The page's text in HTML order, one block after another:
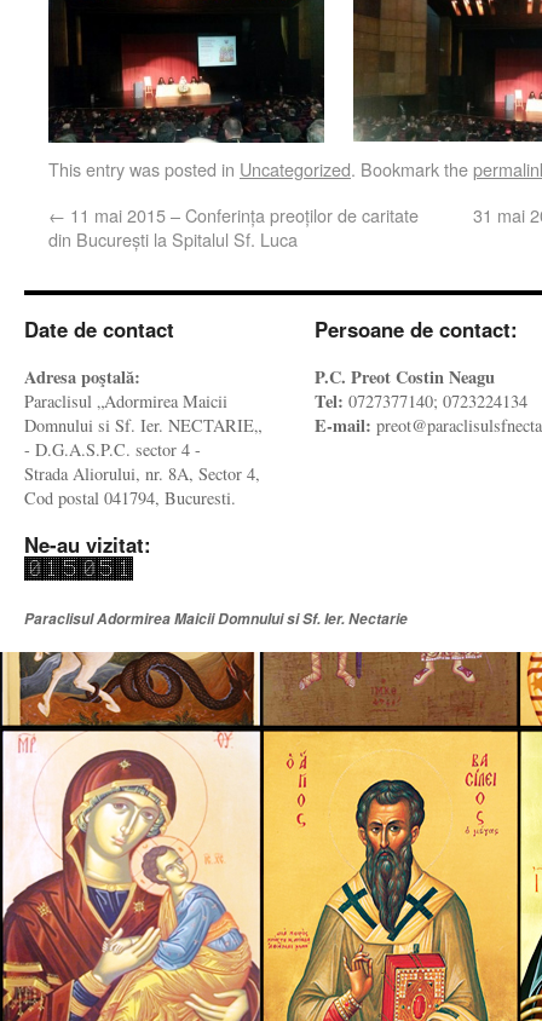
This entry was posted in Uncategorized. Bookmark the
← 11 mai 2015 – Conferința preoților de caritate
din București la Spitalul Sf. Luca
31 mai
Date de contact
Adresa poştală:
Paraclisul „Adormirea Maicii
Domnului si Sf. Ier. NECTARIE„
- D.G.A.S.P.C. sector 4 -
Strada Aliorului, nr. 8A, Sector 4,
Cod postal 041794, Bucuresti.
Ne-au vizitat:
Persoane de contact:
P.C. Preot Costin Neagu
Tel: 0727377140; 0723224134
E-mail:
Paraclisul Adormirea Maicii Domnului si Sf. Ier. Nectarie